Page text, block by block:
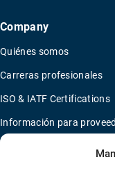
Company
Quiénes somos
Carreras profesionales
ISO & IATF Certifications
Información para